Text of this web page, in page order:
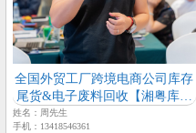
全国外贸工厂跨境电商公司库存
尾货&电子废料回收【湘粤库存
尾货回收贸易-周总】
姓名：周先生
手机：13418546361